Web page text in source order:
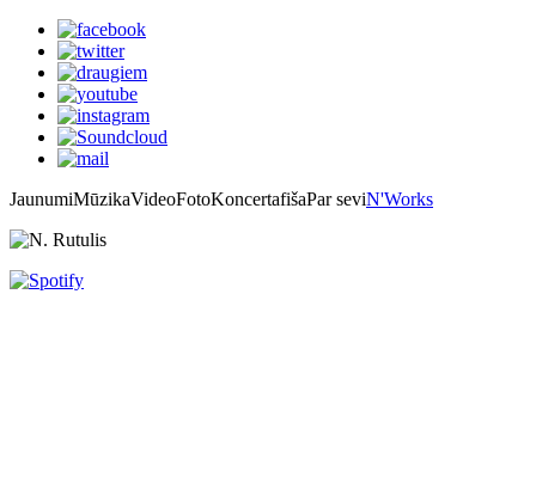
JaunumiMūzikaVideoFotoKoncertafišaPar seviN'Works